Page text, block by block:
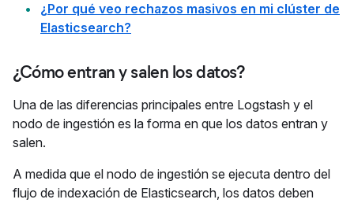
¿Por qué veo rechazos masivos en mi clúster de
Elasticsearch?
¿Cómo entran y salen los datos?
Una de las diferencias principales entre Logstash y el
nodo de ingestión es la forma en que los datos entran y
salen.
A medida que el nodo de ingestión se ejecuta dentro del
flujo de indexación de Elasticsearch, los datos deben